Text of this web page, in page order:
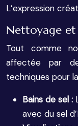
L’expression
Nettoyage
Tout comme
affectée par
techniques pour
Bains de sel :
avec du sel